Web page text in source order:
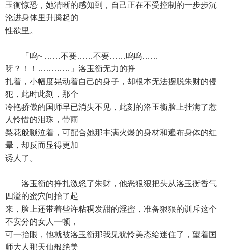
玉衡惊恐，她清晰的感知到，自己正在不受控制的一步步沉
沦进身体里升腾起的
性欲里。
「呜~ ……不要……不要……呜呜……
呀？！！…………」洛玉衡无力的挣
扎着，小幅度晃动着自己的身子，却根本无法摆脱朱财的侵
犯，此时此刻，那个
冷艳骄傲的国师早已消失不见，此刻的洛玉衡脸上挂满了惹
人怜惜的泪珠，带雨
梨花般啜泣着，可配合她那丰满火爆的身材和遍布身体的红
晕，却反而显得更加
诱人了。
洛玉衡的挣扎激怒了朱财，他恶狠狠把头从洛玉衡香气
四溢的蜜穴间抬了起
来，脸上还带着些许粘稠发甜的淫蜜，准备狠狠的训斥这个
不安分的女人一顿，
可一抬眼，他就被洛玉衡那我见犹怜美态给迷住了，望着国
师大人那天仙般绝美